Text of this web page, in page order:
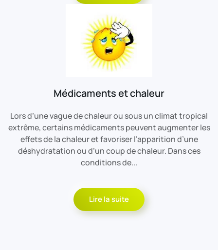
Médicaments et chaleur
Lors d’une vague de chaleur ou sous un climat tropical
extrême, certains médicaments peuvent augmenter les
effets de la chaleur et favoriser l’apparition d’une
déshydratation ou d’un coup de chaleur. Dans ces
conditions de...
Lire la suite